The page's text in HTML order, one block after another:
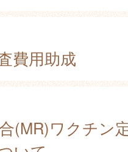
費用助成
(MR)ワクチン